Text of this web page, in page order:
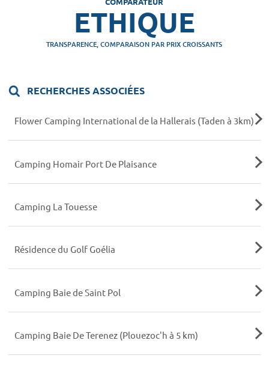
ETHIQUE
TRANSPARENCE, COMPARAISON PAR PRIX CROISSANTS
RECHERCHES ASSOCIÉES
Flower Camping International de la Hallerais (Taden à 3km)
Camping Homair Port De Plaisance
Camping La Touesse
Résidence du Golf Goélia
Camping Baie de Saint Pol
Camping Baie De Terenez (Plouezoc'h à 5 km)